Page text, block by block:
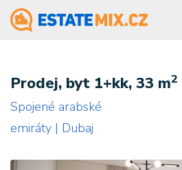
Prodej, byt 1+kk, 33 m2
Spojené arabské
emiráty | Dubaj